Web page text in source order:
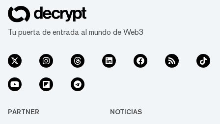
Tu puerta de entrada al mundo de Web3
PARTNER NOTICIAS